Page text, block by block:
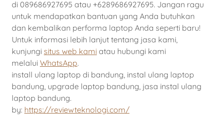
di 089686927695 atau +6289686927695. Jangan ragu
untuk mendapatkan bantuan yang Anda butuhkan
dan kembalikan performa laptop Anda seperti baru!
Untuk informasi lebih lanjut tentang jasa kami,
kunjungi situs web kami atau hubungi kami
melalui WhatsApp.
install ulang laptop di bandung, instal ulang laptop
bandung, upgrade laptop bandung, jasa instal ulang
laptop bandung.
by: https://reviewteknologi.com/